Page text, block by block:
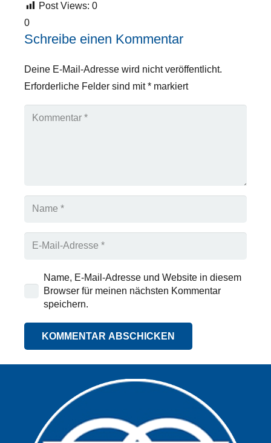
Post Views: 0
0
Schreibe einen Kommentar
Deine E-Mail-Adresse wird nicht veröffentlicht.
Erforderliche Felder sind mit* markiert
Name, E-Mail-Adresse und Website in diesem
Browser für meinen nächsten Kommentar
speichern.
KOMMENTAR ABSCHICKEN